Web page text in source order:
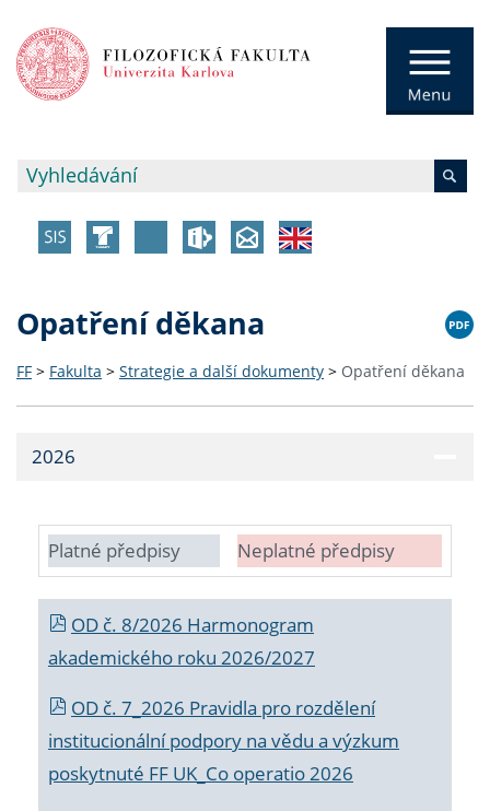
Opatření děkana
FF > Fakulta > Strategie a další dokumenty > Opatření děkana
2026
Platné předpisy Neplatné předpisy
OD č. 8/2026 Harmonogram
akademického roku 2026/2027
OD č. 7_2026 Pravidla pro rozdělení
institucionální podpory na vědu a výzkum
poskytnuté FF UK_Co operatio 2026